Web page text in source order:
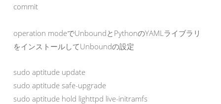
commit
operation modeでUnboundとPythonのYAMLライブラリ
をインストールしてUnboundの設定
sudo aptitude update
sudo aptitude safe-upgrade
sudo aptitude hold lighttpd live-initramfs